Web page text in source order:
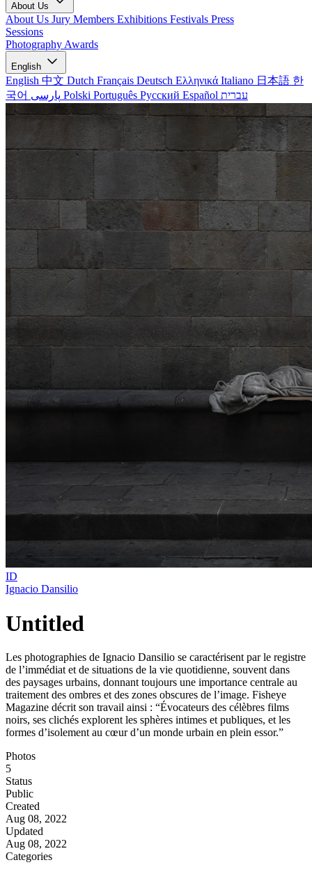
About Us
About Us Jury Members Exhibitions Festivals Press
Sessions
Photography Awards
English
English 中文 Dutch Français Deutsch Ελληνικά Italiano 日本語 한
국어
Polski Português Русский Español עברית
ID
Ignacio Dansilio
Untitled
Les photographies de Ignacio Dansilio se caractérisent par le registre
de l’immédiat et de situations de la vie quotidienne, souvent dans
des paysages urbains, donnant toujours une importance centrale au
traitement des ombres et des zones obscures de l’image. Fisheye
Magazine décrit son travail ainsi : “Évocateurs des célèbres films
noirs, ses clichés explorent les sphères intimes et publiques, et les
formes d’isolement au cœur d’un monde urbain en plein essor.”
Photos
5
Status
Public
Created
Aug 08, 2022
Updated
Aug 08, 2022
Categories